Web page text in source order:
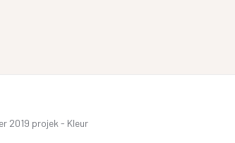
2019 projek - Kleur